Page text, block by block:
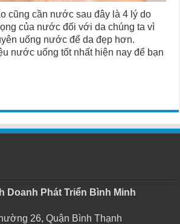
cũng cần nước sau đây là 4 lý do
của nước đối với da chúng ta vì
uống nước để da đẹp hơn.
nước uống tốt nhất hiện nay để bạn
Doanh Phát Triển Bình Minh
26, Quận Bình Thạnh